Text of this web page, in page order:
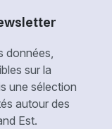
données,
sur la
une sélection
autour des
Est.